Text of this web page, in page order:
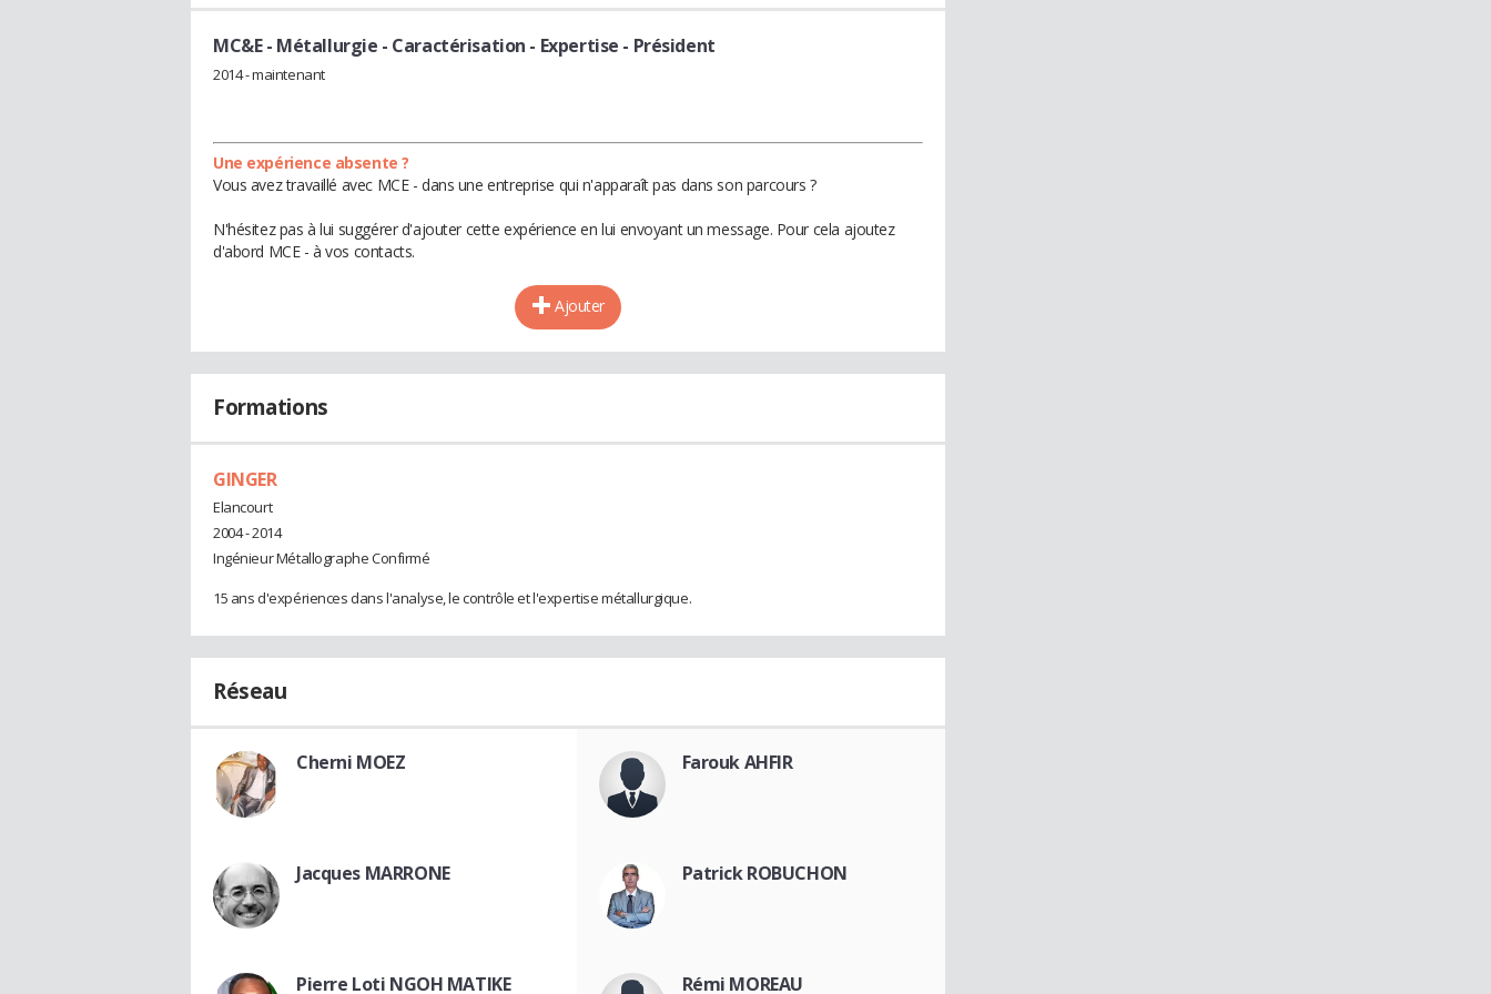
MC&E - Métallurgie - Caractérisation - Expertise - Président
2014 - maintenant
Une expérience absente ?
Vous avez travaillé avec MCE - dans une entreprise qui n'apparaît pas dans son parcours ?
N'hésitez pas à lui suggérer d'ajouter cette expérience en lui envoyant un message. Pour cela ajoutez
d'abord MCE - à vos contacts.
Ajouter
Formations
GINGER
Elancourt
2004 - 2014
Ingénieur Métallographe Confirmé
15 ans d'expériences dans l'analyse, le contrôle et l'expertise métallurgique.
Réseau
Cherni MOEZ Farouk AHFIR
Jacques MARRONE Patrick ROBUCHON
Pierre Loti NGOH MATIKE Rémi MOREAU